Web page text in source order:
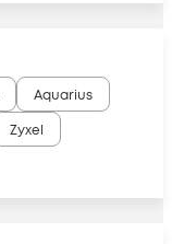
Aquarius
Zyxel